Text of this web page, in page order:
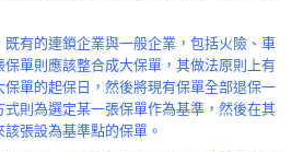
有的連鎖企業與一般企業，包括火險、車
單則應該整合成大保單，其做法原則上有
單的起保日，然後將現有保單全部退保一
則為選定某一張保單作為基準，然後在其
張設為基準點的保單。